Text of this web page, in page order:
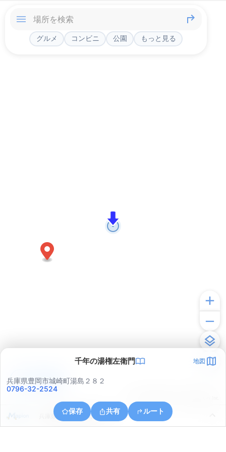
グルメ コンビニ 公園 もっと見る
千年の湯権左衛門 地図
兵庫県豊岡市城崎町湯島２８２
0796-32-2524
保存 共有 ルート
兵庫県豊岡市城崎町楽々浦
アプリで見る